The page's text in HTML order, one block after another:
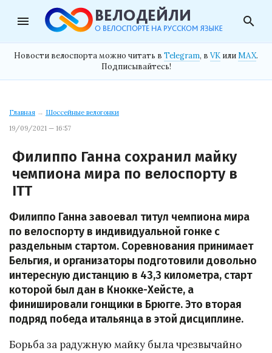
menu search
Новости велоспорта можно читать в Telegram, в VK илиMAX.
Подписывайтесь!
Главная → Шоссейные велогонки
19/09/2021 — 16:57
Филиппо Ганна сохранил майку
чемпиона мира по велоспорту в
ITT
Филиппо Ганна завоевал титул чемпиона мира
по велоспорту в индивидуальной гонке с
раздельным стартом. Соревнования принимает
Бельгия, и организаторы подготовили довольно
интересную дистанцию в 43,3 километра, старт
которой был дан в Кнокке-Хейсте, а
финишировали гонщики в Брюгге. Это вторая
подряд победа итальянца в этой дисциплине.
Борьба за радужную майку была чрезвычайно